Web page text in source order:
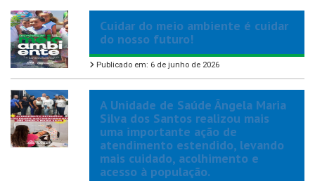
Cuidar do meio ambiente é cuidar
do nosso futuro!
Publicado em: 6 de junho de 2026
A Unidade de Saúde Ângela Maria
Silva dos Santos realizou mais
uma importante ação de
atendimento estendido, levando
mais cuidado, acolhimento e
acesso à população.